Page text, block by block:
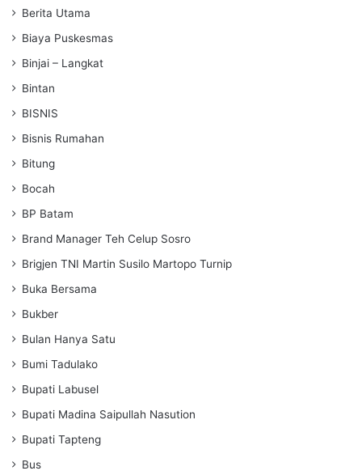
Berita Utama
Biaya Puskesmas
Binjai – Langkat
Bintan
BISNIS
Bisnis Rumahan
Bitung
Bocah
BP Batam
Brand Manager Teh Celup Sosro
Brigjen TNI Martin Susilo Martopo Turnip
Buka Bersama
Bukber
Bulan Hanya Satu
Bumi Tadulako
Bupati Labusel
Bupati Madina Saipullah Nasution
Bupati Tapteng
Bus